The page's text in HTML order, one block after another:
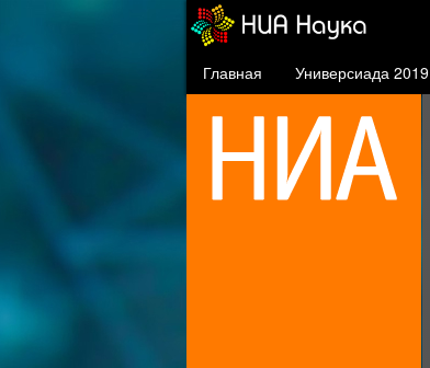
Главная Универсиада 2019